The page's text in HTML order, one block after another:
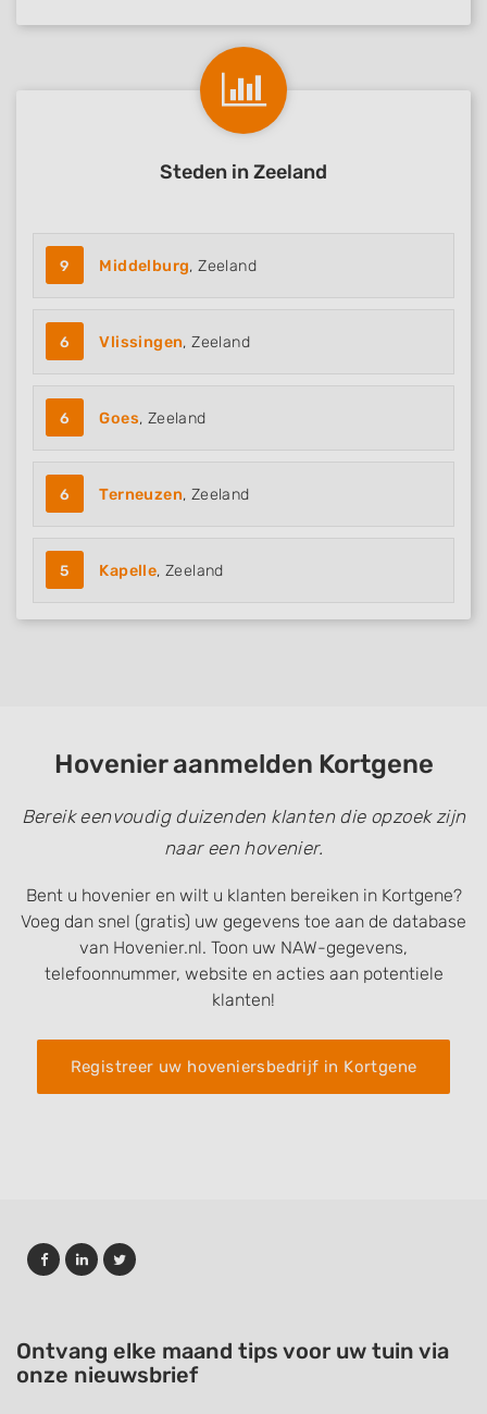
Steden in Zeeland
9 Middelburg, Zeeland
6 Vlissingen, Zeeland
6 Goes, Zeeland
6 Terneuzen, Zeeland
5 Kapelle, Zeeland
Hovenier aanmelden Kortgene
Bereik eenvoudig duizenden klanten die opzoek zijn
naar een hovenier.
Bent u hovenier en wilt u klanten bereiken in Kortgene?
Voeg dan snel (gratis) uw gegevens toe aan de database
van Hovenier.nl. Toon uw NAW-gegevens,
telefoonnummer, website en acties aan potentiele
klanten!
Registreer uw hoveniersbedrijf in Kortgene
Ontvang elke maand tips voor uw tuin via
onze nieuwsbrief